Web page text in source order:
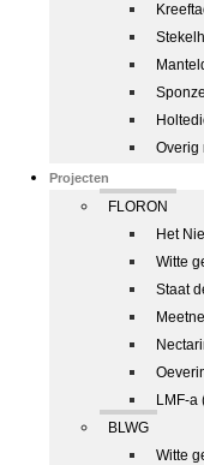
Overig
Projecten
FLORON
Het
Witte
Staat
LMF-a
BLWG
Witte